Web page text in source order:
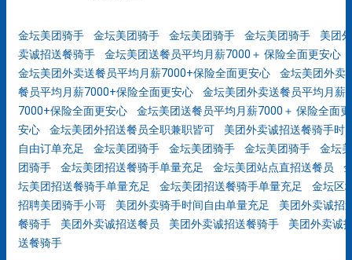
金坛美团骑手 金坛美团骑手 金坛美团骑手 金坛美团骑手
美团外
卖诚招送餐骑手
金坛美团送餐员平均月薪7000＋ 保险全面更安心
金坛美团外卖送餐员平均月薪7000+保险全面更安心
金坛美团外卖
餐员平均月薪7000+保险全面更安心
金坛美团外卖送餐员平均月薪
7000+保险全面更安心
金坛美团送餐员平均月薪7000＋ 保险全面更
安心
金坛美团外招送餐员全职兼职皆可
美团外卖诚招送餐骑手时
自由订单充足
金坛美团骑手 金坛美团骑手 金坛美团骑手
金坛美
团骑手
金坛美团招送餐骑手单量充足 金坛美团站点直招送餐员
坛美团招送餐骑手单量充足
金坛美团招送餐骑手单量充足
金坛区
招聘美团骑手小哥
美团外卖骑手时间自由单量充足
美团外卖诚招
餐骑手
美团外卖诚招送餐员 美团外卖诚招送餐骑手
美团外卖诚
送餐骑手